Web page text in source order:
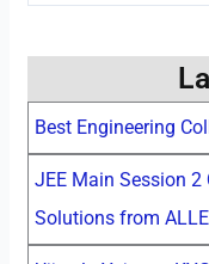
Best Engineering
JEE Main Session
Solutions from